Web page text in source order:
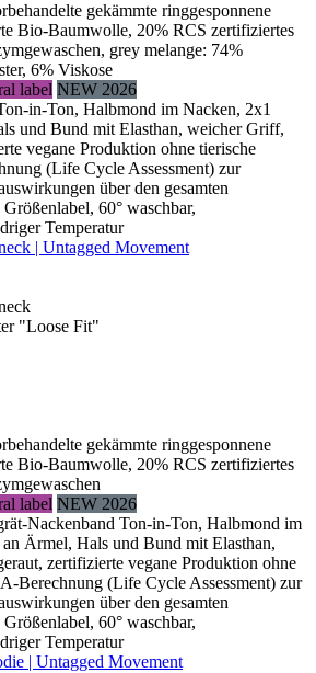
gekämmte ringgesponnene
Bio-Baumwolle, 20% RCS zertifiziertes
grey melange: 74%
6% Viskose
label NEW 2026
in-Ton, Halbmond im Nacken, 2x1
und Bund mit Elasthan, weicher Griff,
vegane Produktion ohne tierische
(Life Cycle Assessment) zur
über den gesamten
60° waschbar,
Temperatur
| Untagged Movement
"Loose Fit"
gekämmte ringgesponnene
Bio-Baumwolle, 20% RCS zertifiziertes
label NEW 2026
Nackenband Ton-in-Ton, Halbmond im
Ärmel, Hals und Bund mit Elasthan,
zertifizierte vegane Produktion ohne
Berechnung (Life Cycle Assessment) zur
über den gesamten
60° waschbar,
Temperatur
| Untagged Movement